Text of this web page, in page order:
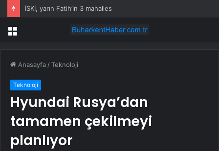
İSKİ, yarın Fatih’in 3 mahallesinde su kesintisi uygulayacak
Menü
Anasayfa /Teknoloji
Teknoloji
Hyundai Rusya’dan
tamamen çekilmeyi
planlıyor